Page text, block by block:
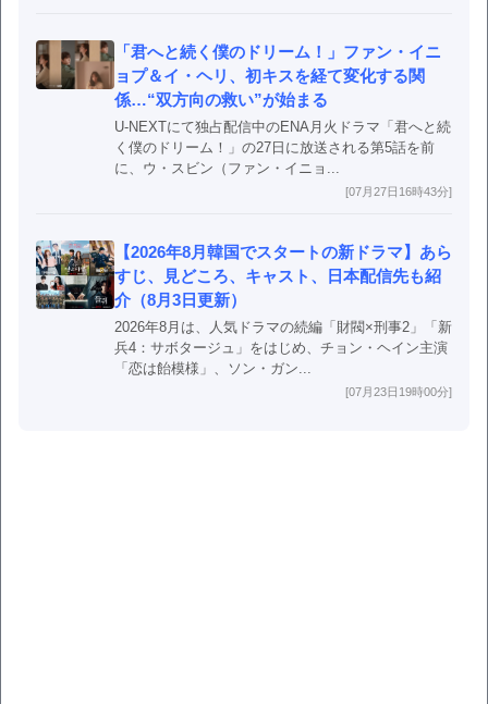
「君へと続く僕のドリーム！」ファン・イニ
ョプ＆イ・ヘリ、初キスを経て変化する関
係…“双方向の救い”が始まる
U-NEXTにて独占配信中のENA月火ドラマ「君へと続
く僕のドリーム！」の27日に放送される第5話を前
に、ウ・スビン（ファン・イニョ...
[07月27日16時43分]
【2026年8月韓国でスタートの新ドラマ】あら
すじ、見どころ、キャスト、日本配信先も紹
介（8月3日更新）
2026年8月は、人気ドラマの続編「財閥×刑事2」「新
兵4：サボタージュ」をはじめ、チョン・ヘイン主演
「恋は飴模様」、ソン・ガン...
[07月23日19時00分]